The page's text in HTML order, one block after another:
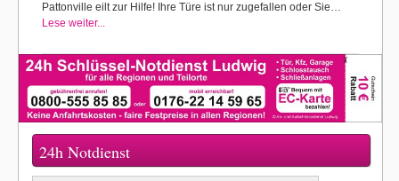
Pattonville eilt zur Hilfe! Ihre Türe ist nur zugefallen oder Sie…
Lese weiter...
24h Notdienst